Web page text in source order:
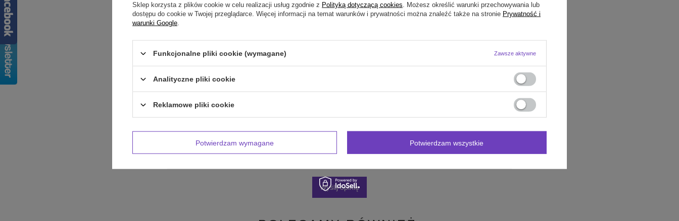
Treść twojej opinii
Twój email
Wyślij opinię
Sklep korzysta z plików cookie w celu realizacji usług zgodnie z Polityką dotyczącą cookies . Możesz określić warunki przechowywania lub
dostępu do cookie w Twojej przeglądarce. Więcej informacji na temat warunków i prywatności można znaleźć także na stronie Prywatność i
warunki Google
Funkcjonalne pliki cookie (wymagane) Zawsze aktywne
Analityczne pliki cookie
Reklamowe pliki cookie
Potwierdzam wymagane Potwierdzam wszystkie